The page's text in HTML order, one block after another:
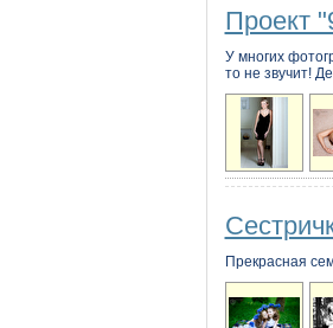
Проект
У многих
то не звучит!
Прекрасная